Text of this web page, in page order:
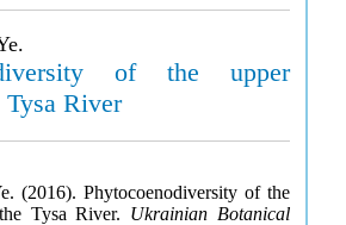
of the upper
River
(2016). Phytocoenodiversity of the
Tysa River. Ukrainian Botanical